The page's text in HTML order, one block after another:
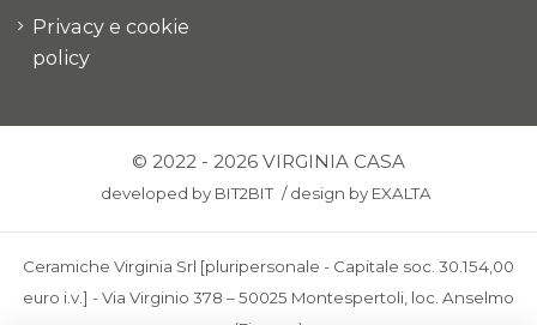
Privacy e cookie
policy
© 2022 - 2026 VIRGINIA CASA
developed by BIT2BIT /design by EXALTA
Ceramiche Virginia Srl [pluripersonale - Capitale soc. 30.154,00
euro i.v.] - Via Virginio 378 – 50025 Montespertoli, loc. Anselmo